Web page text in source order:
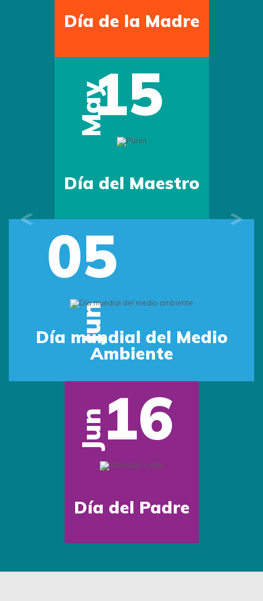
Día de la Madre
May
15
Día del Maestro
Jun
05
Día mundial del Medio
Ambiente
Jun16
Día del Padre
Previous Next